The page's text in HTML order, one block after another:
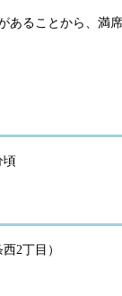
ることから、満
頃
2丁目）